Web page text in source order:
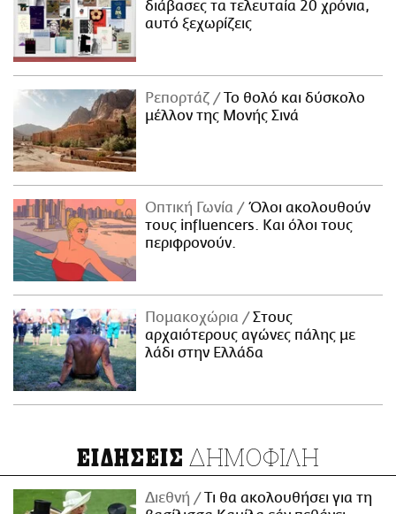
διάβασες τα τελευταία 20 χρόνια,
αυτό ξεχωρίζεις
Ρεπορτάζ
Το θολό και δύσκολο
μέλλον της Μονής Σινά
Οπτική Γωνία
Όλοι ακολουθούν
τους influencers. Και όλοι τους
περιφρονούν.
Πομακοχώρια
Στους
αρχαιότερους αγώνες πάλης με
λάδι στην Ελλάδα
ΕΙΔΗΣΕΙΣ ΔΗΜΟΦΙΛΗ
Διεθνή
Τι θα ακολουθήσει για τη